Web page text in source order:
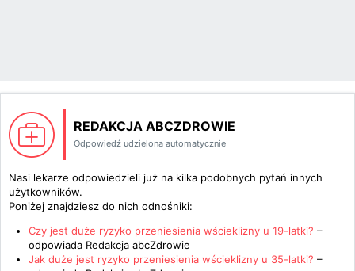
REDAKCJA ABCZDROWIE
Odpowiedź udzielona automatycznie
Nasi lekarze odpowiedzieli już na kilka podobnych pytań innych
użytkowników.
Poniżej znajdziesz do nich odnośniki:
Czy jest duże ryzyko przeniesienia wścieklizny u 19-latki? –
odpowiada Redakcja abcZdrowie
Jak duże jest ryzyko przeniesienia wścieklizny u 35-latki? –